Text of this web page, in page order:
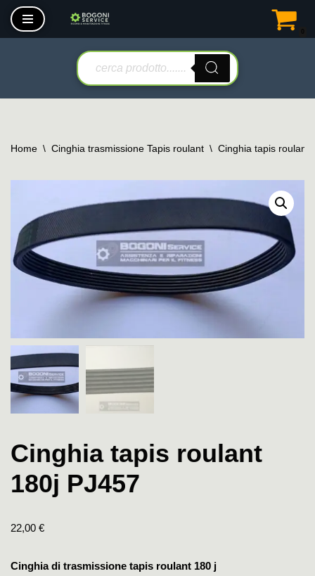
Vai
Home \ Cinghia trasmissione Tapis roulant \ Cinghia tapis roulant
Cinghia tapis roulant
180j PJ457
22,00 €
Cinghia di trasmissione tapis roulant 180 j